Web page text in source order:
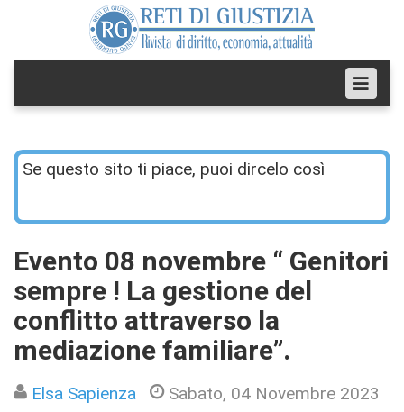
Se questo sito ti piace, puoi dircelo così
Evento 08 novembre “ Genitori
sempre ! La gestione del
conflitto attraverso la
mediazione familiare”.
Elsa Sapienza Sabato, 04 Novembre 2023